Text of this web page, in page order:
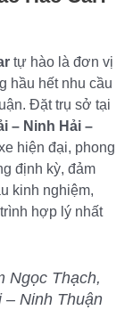
tự hào là đơn vị
hầu hết nhu cầu
Đặt trụ sở tại
– Ninh Hải –
hiện đại, phong
định kỳ, đảm
kinh nghiệm,
hợp lý nhất
Ngọc Thạch,
– Ninh Thuận